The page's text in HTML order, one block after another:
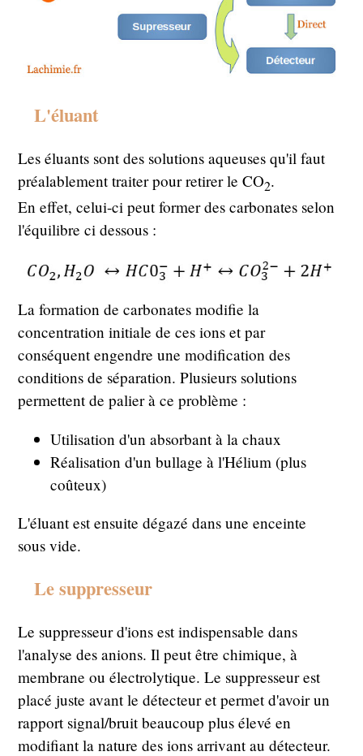
L'éluant
Les éluants sont des solutions aqueuses qu'il faut
préalablement traiter pour retirer le CO2.
En effet, celui-ci peut former des carbonates selon
l'équilibre ci dessous :
La formation de carbonates modifie la
concentration initiale de ces ions et par
conséquent engendre une modification des
conditions de séparation. Plusieurs solutions
permettent de palier à ce problème :
Utilisation d'un absorbant à la chaux
Réalisation d'un bullage à l'Hélium (plus
coûteux)
L'éluant est ensuite dégazé dans une enceinte
sous vide.
Le suppresseur
Le suppresseur d'ions est indispensable dans
l'analyse des anions. Il peut être chimique, à
membrane ou électrolytique. Le suppresseur est
placé juste avant le détecteur et permet d'avoir un
rapport signal/bruit beaucoup plus élevé en
modifiant la nature des ions arrivant au détecteur.